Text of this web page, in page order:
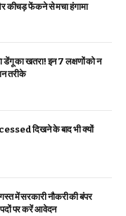
कीचड़ फेंकने से मचा हंगामा
का खतरा! इन 7 लक्षणों को न
तरीके
दिखने के बाद भी क्यों
सरकारी नौकरी की बंपर
पर करें आवेदन